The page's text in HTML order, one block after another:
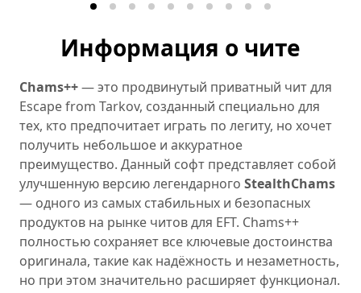
Информация о чите
Chams++— это продвинутый приватный чит для
Escape from Tarkov, созданный специально для
тех, кто предпочитает играть по легиту, но хочет
получить небольшое и аккуратное
преимущество. Данный софт представляет собой
улучшенную версию легендарного StealthChams
— одного из самых стабильных и безопасных
продуктов на рынке читов для EFT. Chams++
полностью сохраняет все ключевые достоинства
оригинала, такие как надёжность и незаметность,
но при этом значительно расширяет функционал.